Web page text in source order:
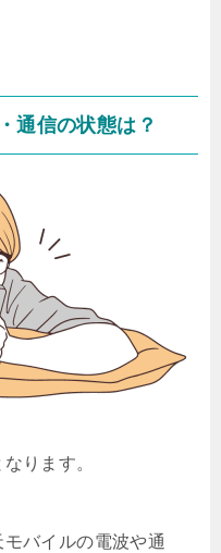
通信の状態は？
ります。
モバイルの電波や通